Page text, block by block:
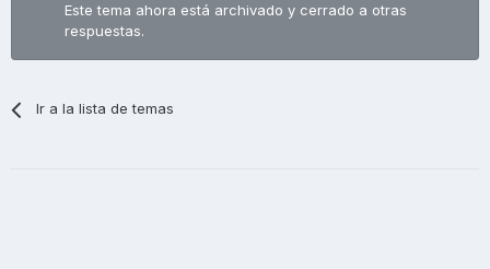
Este tema ahora está archivado y cerrado a otras
respuestas.
Ir a la lista de temas